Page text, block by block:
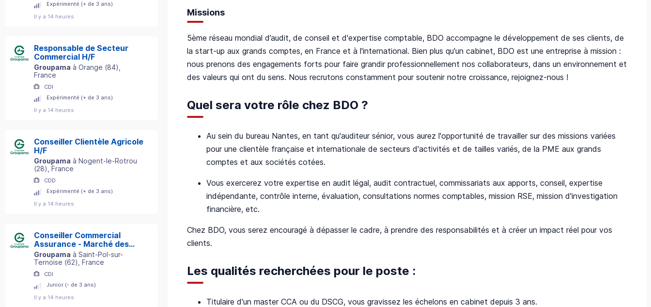
Expérimenté (+ de 3 ans)
Il y a 14 heures
Responsable de Secteur
Commercial H/F
Groupama à Orange (84)
France
CDI
Expérimenté (+ de 3 ans)
Il y a 14 heures
Conseiller Clientèle Agricole
H/F
Groupama à Nogent-le-Rotrou
(28) , France
CDD
Expérimenté (+ de 3 ans)
Il y a 14 heures
Conseiller Commercial
Assurance - Marché des
Particuliers - Secteur St-
Pol-sur-Ternoise (62) H/F
Groupama à Saint-Pol-sur-
Ternoise (62) , France
CDI
Junior (- de 3 ans)
Il y a 14 heures
Missions
5ème réseau mondial d’audit, de conseil et d'expertise comptable, BDO accompagne le développement de ses clients, de
la start-up aux grands comptes, en France et à l'international. Bien plus qu'un cabinet, BDO est une entreprise à mission :
nous prenons des engagements forts pour faire grandir professionnellement nos collaborateurs, dans un environnement et
des valeurs qui ont du sens. Nous recrutons constamment pour soutenir notre croissance, rejoignez-nous !
Quel sera votre rôle chez BDO ?
Au sein du bureau Nantes, en tant qu'auditeur sénior, vous aurez l'opportunité de travailler sur des missions variées
pour une clientèle française et internationale de secteurs d'activités et de tailles variés, de la PME aux grands
comptes et aux sociétés cotées.
Vous exercerez votre expertise en audit légal, audit contractuel, commissariats aux apports, conseil, expertise
indépendante, contrôle interne, évaluation, consultations normes comptables, mission RSE, mission d'investigation
financière, etc.
Chez BDO, vous serez encouragé à dépasser le cadre, à prendre des responsabilités et à créer un impact réel pour vos
clients.
Les qualités recherchées pour le poste :
Titulaire d'un master CCA ou du DSCG, vous gravissez les échelons en cabinet depuis 3 ans.